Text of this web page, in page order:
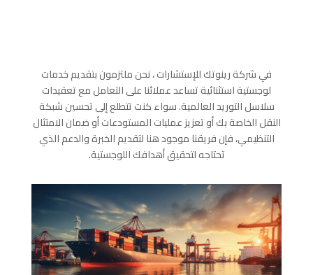
في شركة رينوتك للإستشارات ، نحن ملتزمون بتقديم خدمات
لوجستية استثنائية تساعد عملائنا على التعامل مع تعقيدات
سلاسل التوريد العالمية. سواء كنت تتطلع إلى تحسين شبكة
النقل الخاصة بك أو تعزيز عمليات المستودعات أو ضمان الامتثال
التنظيمي، فإن فريقنا موجود هنا لتقديم الخبرة والدعم الذي
تحتاجه لتحقيق أهدافك اللوجستية.